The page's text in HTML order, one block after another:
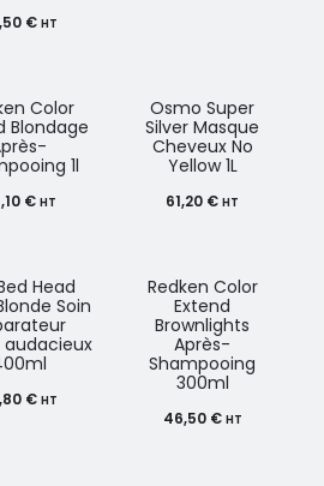
€ HT
Color
Blondage
1l
€ HT
Osmo Super
Silver Masque
Cheveux No
Yellow 1L
61,20 € HT
Head
Soin
audacieux
€ HT
Redken Color
Extend
Brownlights
Après-
Shampooing
300ml
46,50 € HT